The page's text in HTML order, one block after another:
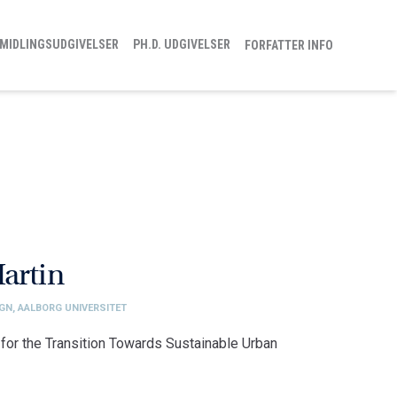
PH.D. UDGIVELSER FORFATTER INFO
AALBORG UNIVERSITET
the Transition Towards Sustainable Urban